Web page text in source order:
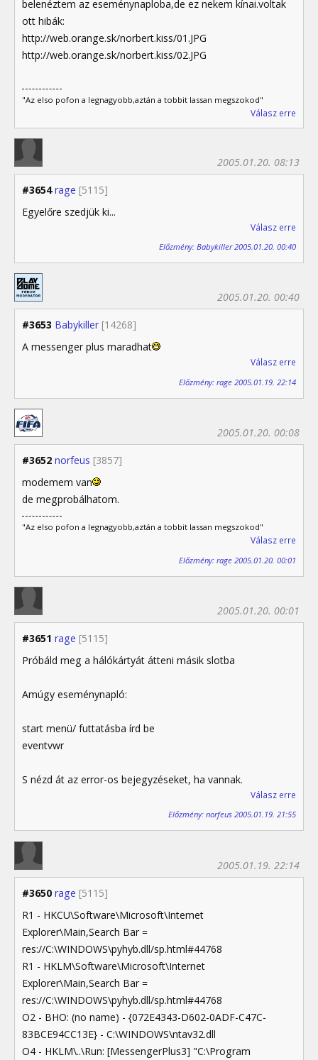
belenéztem az eseménynaploba,de ez nekem kínai.voltak
ott hibák:
http://web.orange.sk/norbert.kiss/01.JPG
http://web.orange.sk/norbert.kiss/02.JPG
"Az elso pofon a legnagyobb,aztán a tobbit lassan megszokod"
Válasz erre
#3654 rage [5115]
2005.01.20. 08:13
Egyelőre szedjük ki...
Válasz erre
Előzmény: Babykiller 2005.01.20. 00:40
#3653 Babykiller [14268]
2005.01.20. 00:40
A messenger plus maradhat
Válasz erre
Előzmény: rage 2005.01.19. 22:14
#3652 norfeus [3857]
2005.01.20. 00:08
modemem van
de megprobálhatom.
"Az elso pofon a legnagyobb,aztán a tobbit lassan megszokod"
Válasz erre
Előzmény: rage 2005.01.20. 00:01
#3651 rage [5115]
2005.01.20. 00:01
Próbáld meg a hálókártyát átteni másik slotba
Amúgy eseménynapló:
start menü/ futtatásba írd be
eventvwr
S nézd át az error-os bejegyzéseket, ha vannak.
Válasz erre
Előzmény: norfeus 2005.01.19. 21:55
#3650 rage [5115]
2005.01.19. 22:14
R1 - HKCU\Software\Microsoft\Internet
Explorer\Main,Search Bar =
res://C:\WINDOWS\pyhyb.dll/sp.html#44768
R1 - HKLM\Software\Microsoft\Internet
Explorer\Main,Search Bar =
res://C:\WINDOWS\pyhyb.dll/sp.html#44768
O2 - BHO: (no name) - {072E4343-D602-0ADF-C47C-
83BCE94CC13E} - C:\WINDOWS\ntav32.dll
O4 - HKLM\..\Run: [MessengerPlus3] "C:\Program